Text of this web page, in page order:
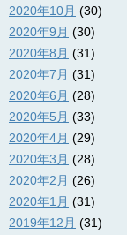
2020年10月 (30)
2020年9月 (30)
2020年8月 (31)
2020年7月 (31)
2020年6月 (28)
2020年5月 (33)
2020年4月 (29)
2020年3月 (28)
2020年2月 (26)
2020年1月 (31)
2019年12月 (31)